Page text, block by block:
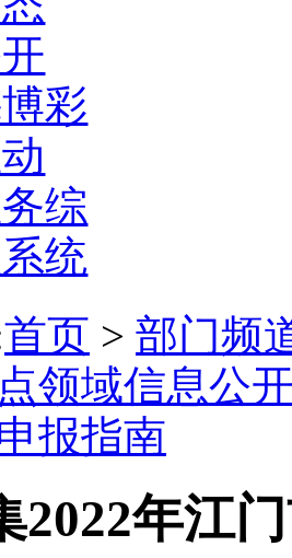
彩
综
统
首页 > 部门频
领域信息公
报指南
2022年江